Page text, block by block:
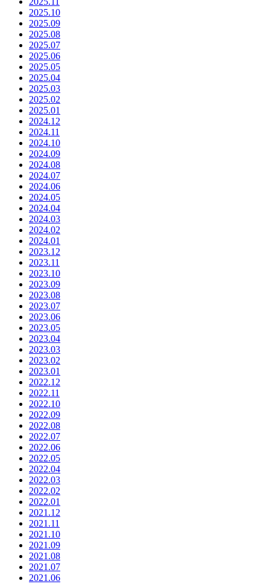
2025.10
2025.09
2025.08
2025.07
2025.06
2025.05
2025.04
2025.03
2025.02
2025.01
2024.12
2024.11
2024.10
2024.09
2024.08
2024.07
2024.06
2024.05
2024.04
2024.03
2024.02
2024.01
2023.12
2023.11
2023.10
2023.09
2023.08
2023.07
2023.06
2023.05
2023.04
2023.03
2023.02
2023.01
2022.12
2022.11
2022.10
2022.09
2022.08
2022.07
2022.06
2022.05
2022.04
2022.03
2022.02
2022.01
2021.12
2021.11
2021.10
2021.09
2021.08
2021.07
2021.06